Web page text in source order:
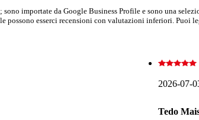
importate da Google Business Profile e sono una
possono esserci recensioni con valutazioni inferiori. Puoi
2026-07-
Tedo